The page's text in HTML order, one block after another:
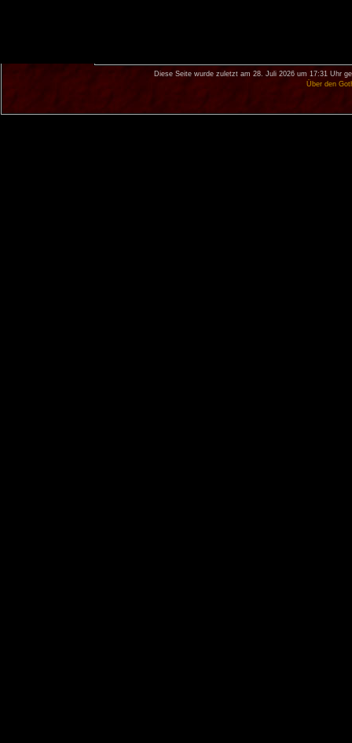
Diese Seite wurde zuletzt am 28. Juli 2026 um 17:31 Uhr
Über den